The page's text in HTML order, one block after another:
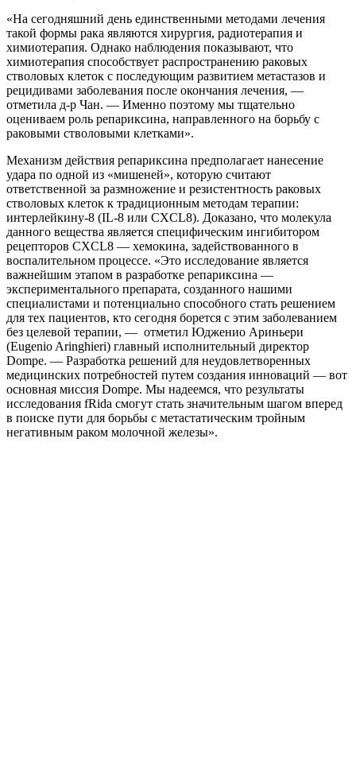
«На сегодняшний день единственными методами лечения
такой формы рака являются хирургия, радиотерапия и
химиотерапия. Однако наблюдения показывают, что
химиотерапия способствует распространению раковых
стволовых клеток с последующим развитием метастазов и
рецидивами заболевания после окончания лечения, —
отметила д-р Чан. — Именно поэтому мы тщательно
оцениваем роль репариксина, направленного на борьбу с
раковыми стволовыми клетками».
Механизм действия репариксина предполагает нанесение
удара по одной из «мишеней», которую считают
ответственной за размножение и резистентность раковых
стволовых клеток к традиционным методам терапии:
интерлейкину-8 (IL-8 или CXCL8). Доказано, что молекула
данного вещества является специфическим ингибитором
рецепторов CXCL8 — хемокина, задействованного в
воспалительном процессе. «Это исследование является
важнейшим этапом в разработке репариксина —
экспериментального препарата, созданного нашими
специалистами и потенциально способного стать решением
для тех пациентов, кто сегодня борется с этим заболеванием
без целевой терапии, — отметил Юдженио Ариньери
(Eugenio Aringhieri) главный исполнительный директор
Dompe. — Разработка решений для неудовлетворенных
медицинских потребностей путем создания инноваций — вот
основная миссия Dompe. Мы надеемся, что результаты
исследования fRida смогут стать значительным шагом вперед
в поиске пути для борьбы с метастатическим тройным
негативным раком молочной железы».